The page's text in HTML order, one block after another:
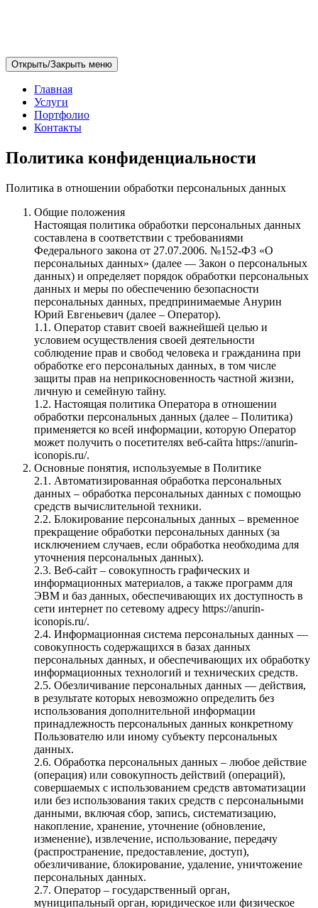
Открыть/Закрыть меню
Главная
Услуги
Портфолио
Контакты
Политика конфиденциальности
Политика в отношении обработки персональных данных
Общие положения
Настоящая политика обработки персональных данных
составлена в соответствии с требованиями
Федерального закона от 27.07.2006. №152-ФЗ «О
персональных данных» (далее — Закон о персональных
данных) и определяет порядок обработки персональных
данных и меры по обеспечению безопасности
персональных данных, предпринимаемые Анурин
Юрий Евгеньевич (далее – Оператор).
1.1. Оператор ставит своей важнейшей целью и
условием осуществления своей деятельности
соблюдение прав и свобод человека и гражданина при
обработке его персональных данных, в том числе
защиты прав на неприкосновенность частной жизни,
личную и семейную тайну.
1.2. Настоящая политика Оператора в отношении
обработки персональных данных (далее – Политика)
применяется ко всей информации, которую Оператор
может получить о посетителях веб-сайта https://anurin-
iconopis.ru/.
Основные понятия, используемые в Политике
2.1. Автоматизированная обработка персональных
данных – обработка персональных данных с помощью
средств вычислительной техники.
2.2. Блокирование персональных данных – временное
прекращение обработки персональных данных (за
исключением случаев, если обработка необходима для
уточнения персональных данных).
2.3. Веб-сайт – совокупность графических и
информационных материалов, а также программ для
ЭВМ и баз данных, обеспечивающих их доступность в
сети интернет по сетевому адресу https://anurin-
iconopis.ru/.
2.4. Информационная система персональных данных —
совокупность содержащихся в базах данных
персональных данных, и обеспечивающих их обработку
информационных технологий и технических средств.
2.5. Обезличивание персональных данных — действия,
в результате которых невозможно определить без
использования дополнительной информации
принадлежность персональных данных конкретному
Пользователю или иному субъекту персональных
данных.
2.6. Обработка персональных данных – любое действие
(операция) или совокупность действий (операций),
совершаемых с использованием средств автоматизации
или без использования таких средств с персональными
данными, включая сбор, запись, систематизацию,
накопление, хранение, уточнение (обновление,
изменение), извлечение, использование, передачу
(распространение, предоставление, доступ),
обезличивание, блокирование, удаление, уничтожение
персональных данных.
2.7. Оператор – государственный орган,
муниципальный орган, юридическое или физическое